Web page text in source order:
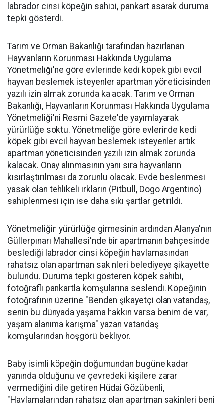
labrador cinsi köpeğin sahibi, pankart asarak duruma
tepki gösterdi.
Tarım ve Orman Bakanlığı tarafından hazırlanan
Hayvanların Korunması Hakkında Uygulama
Yönetmeliği'ne göre evlerinde kedi köpek gibi evcil
hayvan beslemek isteyenler apartman yöneticisinden
yazılı izin almak zorunda kalacak. Tarım ve Orman
Bakanlığı, Hayvanların Korunması Hakkında Uygulama
Yönetmeliği'ni Resmi Gazete'de yayımlayarak
yürürlüğe soktu. Yönetmeliğe göre evlerinde kedi
köpek gibi evcil hayvan beslemek isteyenler artık
apartman yöneticisinden yazılı izin almak zorunda
kalacak. Onay alınmasının yanı sıra hayvanların
kısırlaştırılması da zorunlu olacak. Evde beslenmesi
yasak olan tehlikeli ırkların (Pitbull, Dogo Argentino)
sahiplenmesi için ise daha sıkı şartlar getirildi.
Yönetmeliğin yürürlüğe girmesinin ardından Alanya'nın
Güllerpınarı Mahallesi'nde bir apartmanın bahçesinde
beslediği labrador cinsi köpeğin havlamasından
rahatsız olan apartman sakinleri belediyeye şikayette
bulundu. Duruma tepki gösteren köpek sahibi,
fotoğraflı pankartla komşularına seslendi. Köpeğinin
fotoğrafının üzerine "Benden şikayetçi olan vatandaş,
senin bu dünyada yaşama hakkın varsa benim de var,
yaşam alanıma karışma" yazan vatandaş
komşularından hoşgörü bekliyor.
Baby isimli köpeğin doğumundan bugüne kadar
yanında olduğunu ve çevredeki kişilere zarar
vermediğini dile getiren Hüdai Gözübenli,
"Havlamalarından rahatsız olan apartman sakinleri beni